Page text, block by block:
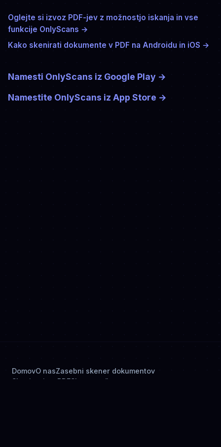
Oglejte si izvoz PDF-jev z možnostjo iskanja in vse
funkcije OnlyScans →
Kako skenirati dokumente v PDF na Androidu in iOS →
Namesti OnlyScans iz Google Play →
Namestite OnlyScans iz App Store →
DomovO nasZasebni skener dokumentov
Skeniranje v PDFSkener računov